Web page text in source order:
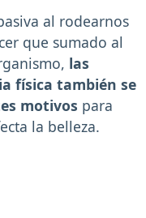
al rodearnos
que sumado al
las
física también se
motivos para
la belleza.